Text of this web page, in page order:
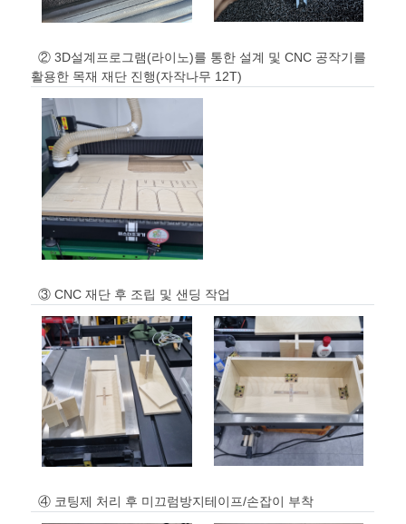
② 3D설계프로그램(라이노)를 통한 설계 및 CNC 공작기를
활용한 목재 재단 진행(자작나무 12T)
③ CNC 재단 후 조립 및 샌딩 작업
④ 코팅제 처리 후 미끄럼방지테이프/손잡이 부착